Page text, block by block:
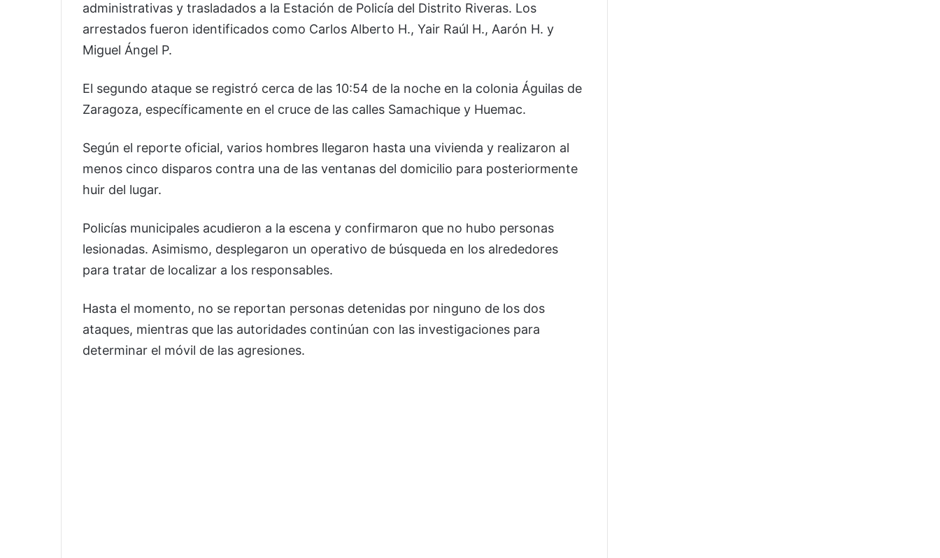
administrativas y trasladados a la Estación de Policía del Distrito Riveras. Los
arrestados fueron identificados como Carlos Alberto H., Yair Raúl H., Aarón H. y
Miguel Ángel P.
El segundo ataque se registró cerca de las 10:54 de la noche en la colonia Águilas de
Zaragoza, específicamente en el cruce de las calles Samachique y Huemac.
Según el reporte oficial, varios hombres llegaron hasta una vivienda y realizaron al
menos cinco disparos contra una de las ventanas del domicilio para posteriormente
huir del lugar.
Policías municipales acudieron a la escena y confirmaron que no hubo personas
lesionadas. Asimismo, desplegaron un operativo de búsqueda en los alrededores
para tratar de localizar a los responsables.
Hasta el momento, no se reportan personas detenidas por ninguno de los dos
ataques, mientras que las autoridades continúan con las investigaciones para
determinar el móvil de las agresiones.